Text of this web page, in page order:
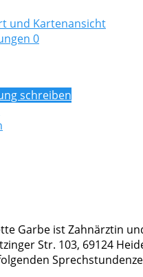
und Kartenansicht
0
schreiben
Garbe ist Zahnärztin
Str. 103, 69124